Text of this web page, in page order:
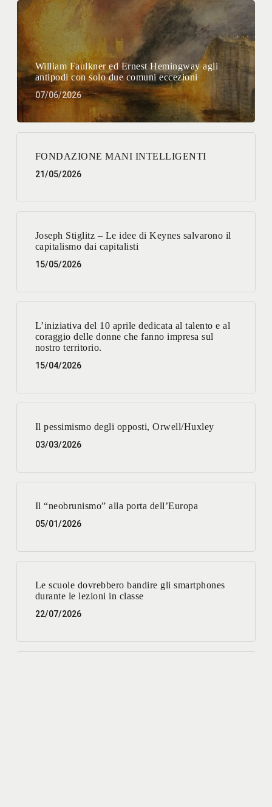
William Faulkner ed Ernest Hemingway agli
antipodi con solo due comuni eccezioni
07/06/2026
FONDAZIONE MANI INTELLIGENTI
21/05/2026
Joseph Stiglitz – Le idee di Keynes salvarono il
capitalismo dai capitalisti
15/05/2026
L’iniziativa del 10 aprile dedicata al talento e al
coraggio delle donne che fanno impresa sul
nostro territorio.
15/04/2026
Il pessimismo degli opposti, Orwell/Huxley
03/03/2026
Il “neobrunismo” alla porta dell’Europa
05/01/2026
Le scuole dovrebbero bandire gli smartphones
durante le lezioni in classe
22/07/2026